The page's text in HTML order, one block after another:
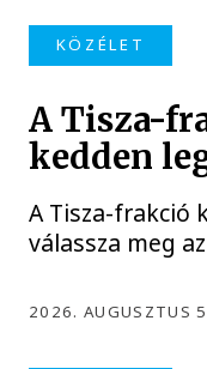
KÖZÉLET
A Tisza-
kedden
A Tisza-frakció
válassza meg
2026. AUGUSZTUS